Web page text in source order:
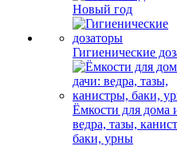
Новый год
Гигиенические
Ёмкости для дома
ведра, тазы,
баки, урны